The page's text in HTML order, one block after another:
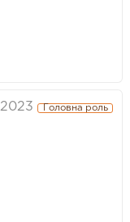
2023 Головна роль